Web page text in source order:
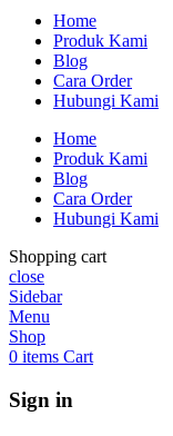
Home
Produk Kami
Blog
Cara Order
Hubungi Kami
Home
Produk Kami
Blog
Cara Order
Hubungi Kami
Shopping cart
close
Sidebar
Menu
Shop
0 items Cart
Sign in